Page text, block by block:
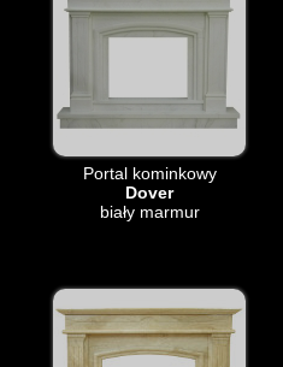
Portal kominkowy
Dover
biały marmur